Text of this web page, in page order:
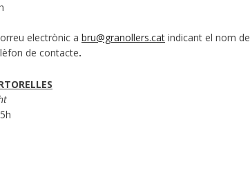
electrònic a bru@granollers.cat indicant el nom de
de contacte.